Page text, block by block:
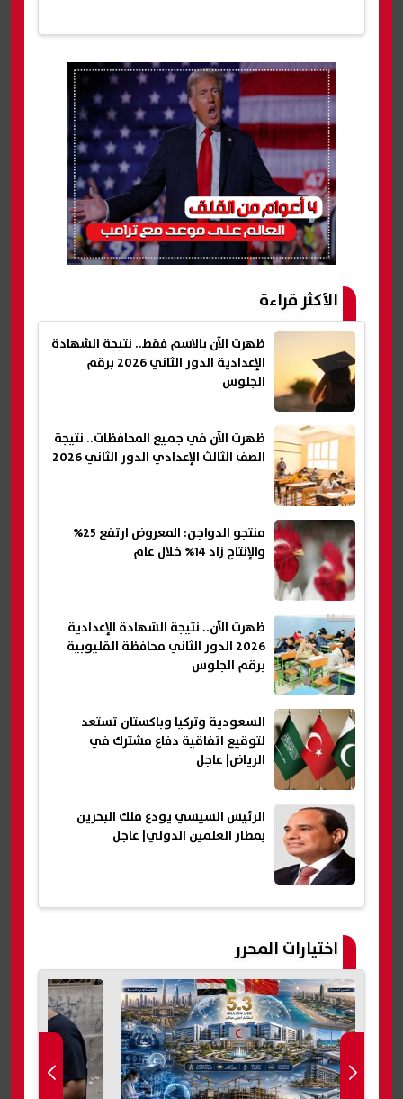
الأكثر قراءة
ظهرت الآن بالاسم فقط.. نتيجة الشهادة
الإعدادية الدور الثاني 2026 برقم
الجلوس
ظهرت الآن في جميع المحافظات.. نتيجة
الصف الثالث الإعدادي الدور الثاني 2026
منتجو الدواجن: المعروض ارتفع 25%
والإنتاج زاد 14% خلال عام
ظهرت الآن.. نتيجة الشهادة الإعدادية
2026 الدور الثاني محافظة القليوبية
برقم الجلوس
السعودية وتركيا وباكستان تستعد
لتوقيع اتفاقية دفاع مشترك في
الرياض| عاجل
الرئيس السيسي يودع ملك البحرين
بمطار العلمين الدولي| عاجل
اختيارات المحرر